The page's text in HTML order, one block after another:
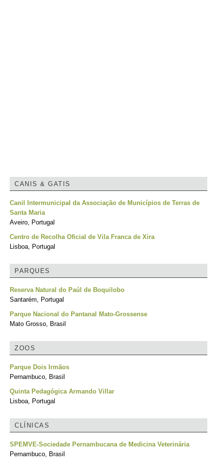
CANIS & GATIS
Canil Intermunicipal da Associação de Municípios de Terras de
Santa Maria
Aveiro, Portugal
Centro de Recolha Oficial de Vila Franca de Xira
Lisboa, Portugal
PARQUES
Reserva Natural do Paúl de Boquilobo
Santarém, Portugal
Parque Nacional do Pantanal Mato-Grossense
Mato Grosso, Brasil
ZOOS
Parque Dois Irmãos
Pernambuco, Brasil
Quinta Pedagógica Armando Villar
Lisboa, Portugal
CLÍNICAS
SPEMVE-Sociedade Pernambucana de Medicina Veterinária
Pernambuco, Brasil